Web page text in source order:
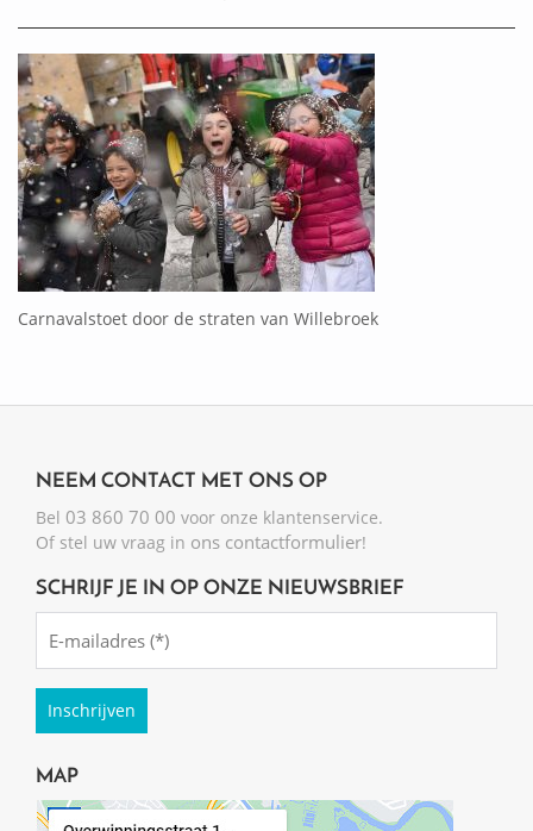
Carnavalstoet door de straten van Willebroek
NEEM CONTACT MET ONS OP
Bel 03 860 70 00 voor onze klantenservice.
Of stel uw vraag in ons contactformulier!
SCHRIJF JE IN OP ONZE NIEUWSBRIEF
(Required)
MAP